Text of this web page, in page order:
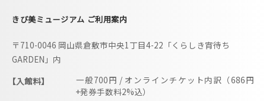
きび美ミュージアム ご利用案内
〒710-0046 岡山県倉敷市中央1丁目4-22「くらしき宵待ち
GARDEN」内
【入館料】
一般700円 / オンラインチケット内訳（686円
+発券手数料2%込）